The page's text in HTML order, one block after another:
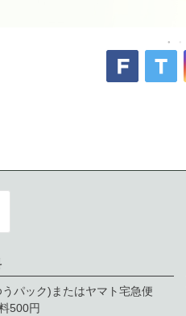
パック)またはヤマト宅急便
500円